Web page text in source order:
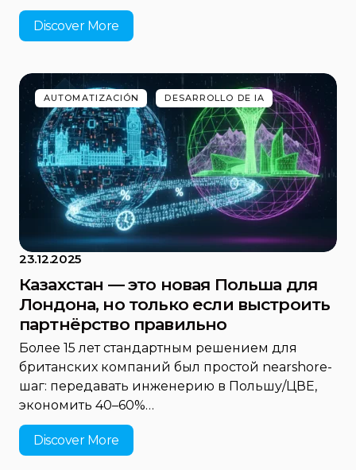
Discover More
AUTOMATIZACIÓN DESARROLLO DE IA
23.12.2025
Казахстан — это новая Польша для
Лондона, но только если выстроить
партнёрство правильно
Более 15 лет стандартным решением для
британских компаний был простой nearshore-
шаг: передавать инженерию в Польшу/ЦВЕ,
экономить 40–60%…
Discover More